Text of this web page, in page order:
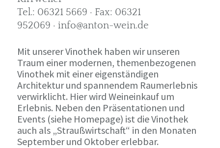
Tel.: 06321 5669 · Fax: 06321
952069 · info@anton-wein.de
Mit unserer Vinothek haben wir unseren
Traum einer modernen, themenbezogenen
Vinothek mit einer eigenständigen
Architektur und spannendem Raumerlebnis
verwirklicht. Hier wird Weineinkauf um
Erlebnis. Neben den Präsentationen und
Events (siehe Homepage) ist die Vinothek
auch als „Straußwirtschaft“ in den Monaten
September und Oktober erlebbar.